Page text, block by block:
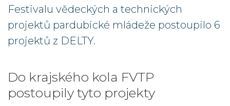
Festivalu vědeckých a technických
projektů pardubické mládeže postoupilo 6
projektů z DELTY.
Do krajského kola FVTP
postoupily tyto projekty